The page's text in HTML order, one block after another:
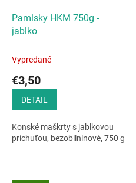
Pamlsky HKM 750g -
jablko
Vypredané
€3,50
DETAIL
Konské maškrty s jablkovou
príchuťou, bezobilninové, 750 g